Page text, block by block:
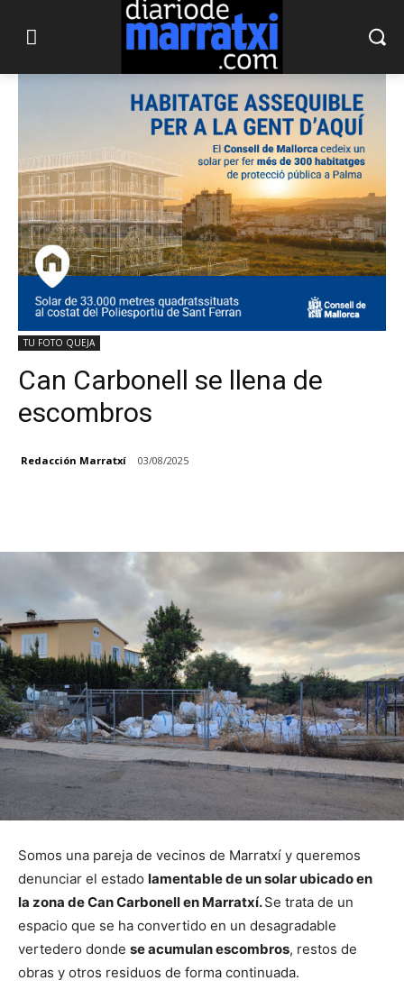
TU FOTO QUEJA
Can Carbonell se llena de
escombros
Redacción Marratxí 03/08/2025
Somos una pareja de vecinos de Marratxí y queremos
denunciar el estado lamentable de un solar ubicado en
la zona de Can Carbonell en Marratxí.Se trata de un
espacio que se ha convertido en un desagradable
vertedero donde se acumulan escombros, restos de
obras y otros residuos de forma continuada.